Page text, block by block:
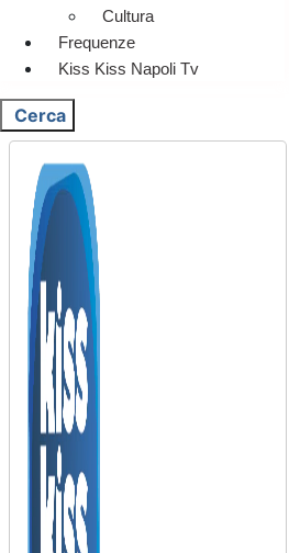
Cultura
Frequenze
Kiss Kiss Napoli Tv
Cerca